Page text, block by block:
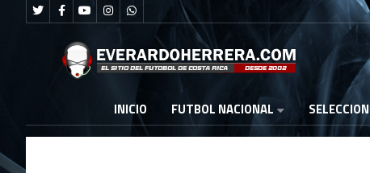
INICIO FUTBOL NACIONAL SELECCION